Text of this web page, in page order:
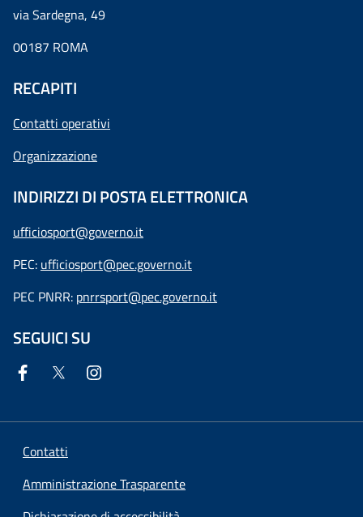
via Sardegna, 49
00187 ROMA
RECAPITI
Contatti operativi
Organizzazione
INDIRIZZI DI POSTA ELETTRONICA
ufficiosport@governo.it
PEC: ufficiosport@pec.governo.it
PEC PNRR: pnrrsport@pec.governo.it
SEGUICI SU
Contatti
Amministrazione Trasparente